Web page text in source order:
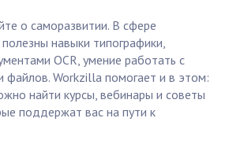
о саморазвитии. В сфере
навыки типографики,
OCR, умение работать с
Workzilla помогает и в этом:
найти курсы, вебинары и советы
поддержат вас на пути к